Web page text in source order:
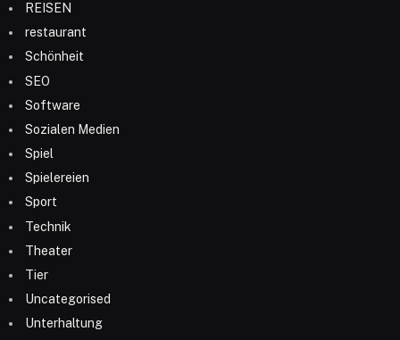
REISEN
restaurant
Schönheit
SEO
Software
Sozialen Medien
Spiel
Spielereien
Sport
Technik
Theater
Tier
Uncategorised
Unterhaltung